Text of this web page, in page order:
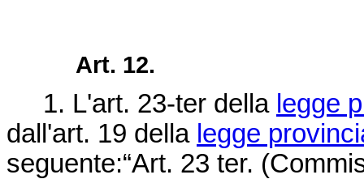
Art. 12.
1. L'art. 23-ter della legge
dall'art. 19 della legge
seguente:“Art. 23 ter.